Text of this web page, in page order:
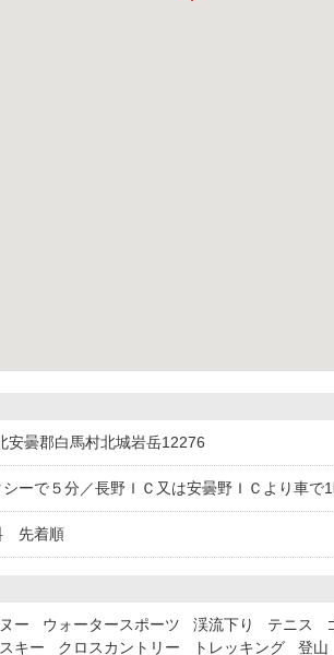
安曇郡白馬村北城岩岳12276
シーで５分／長野ＩＣ又は安曇野ＩＣより車で
先着順
ー ウォータースポーツ 渓流下り テニス
キー クロスカントリー トレッキング 登